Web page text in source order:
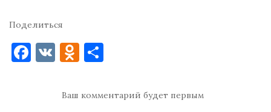
Поделиться
F V O
n п
Ваш комментарий будет первым